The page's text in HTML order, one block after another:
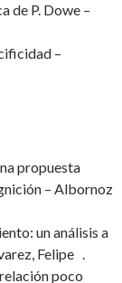
de P. Dowe –
–
propuesta
– Albornoz
un análisis a
Felipe .
poco